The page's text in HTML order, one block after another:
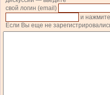
свой логин (email)
и нажмите
Если Вы еще не